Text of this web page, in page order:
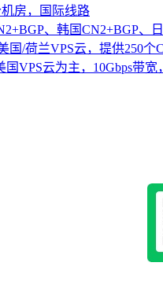
机房，国际线路
、韩国CN2+BGP、
国/荷兰VPS云，提供250个
VPS云为主，10Gbps带